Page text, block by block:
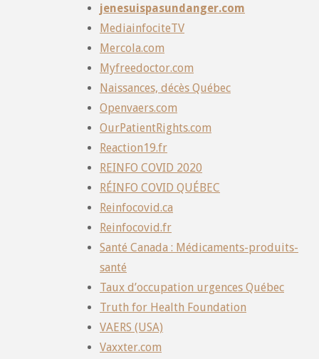
jenesuispasundanger.com
MediainfociteTV
Mercola.com
Myfreedoctor.com
Naissances, décès Québec
Openvaers.com
OurPatientRights.com
Reaction19.fr
REINFO COVID 2020
RÉINFO COVID QUÉBEC
Reinfocovid.ca
Reinfocovid.fr
Santé Canada : Médicaments-produits-
santé
Taux d’occupation urgences Québec
Truth for Health Foundation
VAERS (USA)
Vaxxter.com